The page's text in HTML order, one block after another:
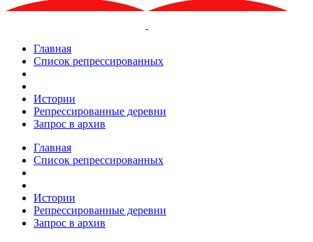
Главная
Список репрессированных
Истории
Репрессированные деревни
Запрос в архив
Главная
Список репрессированных
Истории
Репрессированные деревни
Запрос в архив